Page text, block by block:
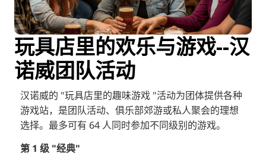
玩具店里的欢乐与游戏--汉
诺威团队活动
汉诺威的 "玩具店里的趣味游戏 "活动为团体提供各种
游戏站，是团队活动、俱乐部郊游或私人聚会的理想
选择。最多可有 64 人同时参加不同级别的游戏。
第 1 级 "经典"